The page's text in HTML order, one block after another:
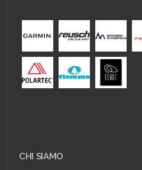
CHI SIAMO